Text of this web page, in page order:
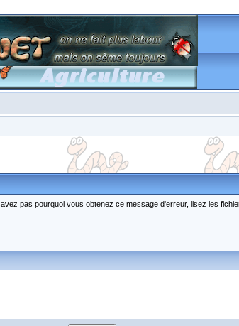
pas pourquoi vous obtenez ce message d'erreur, lisez les